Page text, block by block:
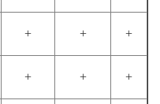
+ + +
+ + +